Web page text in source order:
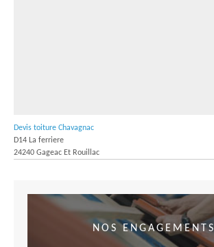
Devis toiture Chavagnac
D14 La ferriere
24240 Gageac Et Rouillac
NOS ENGAGEMENTS